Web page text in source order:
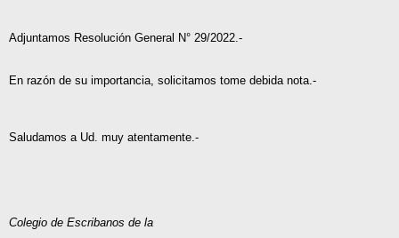
Adjuntamos Resolución General N° 29/2022.-
En razón de su importancia, solicitamos tome debida nota.-
Saludamos a Ud. muy atentamente.-
Colegio de Escribanos de la